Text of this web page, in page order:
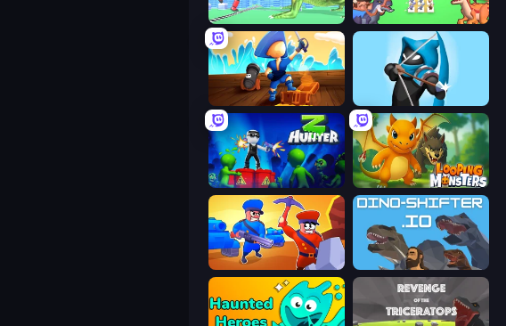
Silly Walkers Dino Merge Wars
Captains Idle
Z Hunter Looping Monsters
Craft and Battle DinoShifter.io